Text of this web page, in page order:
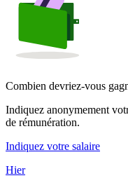
Combien devriez-vous
Indiquez anonymement
de rémunération.
Indiquez votre salaire
Hier